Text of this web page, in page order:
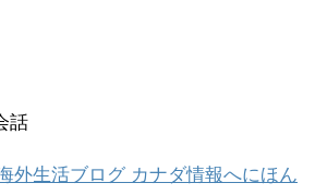
話
にほん